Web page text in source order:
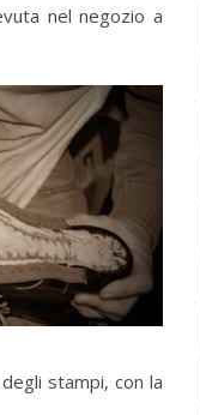
nel negozio a
stampi, con la